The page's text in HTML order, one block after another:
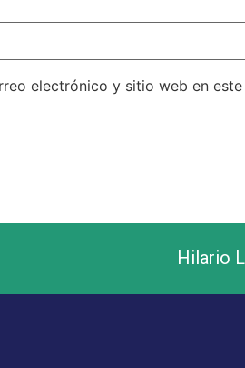
electrónico y sitio web en
Hilario